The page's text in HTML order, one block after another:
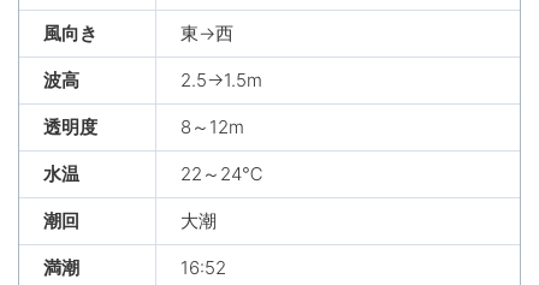
風向き 東→西
波高 2.5→1.5m
透明度 8～12m
水温 22～24℃
潮回 大潮
満潮 16:52